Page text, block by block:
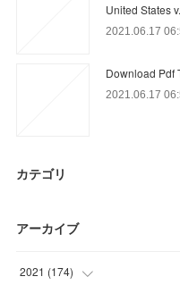
United States
2021.06.17
Download Pdf
2021.06.17
カテゴリ
アーカイブ
2021 (174)